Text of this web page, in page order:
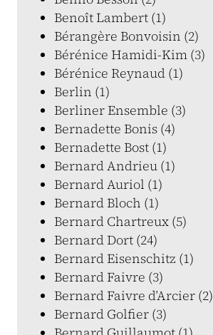
Benoît Lambert (1)
Bérangère Bonvoisin (2)
Bérénice Hamidi-Kim (3)
Bérénice Reynaud (1)
Berlin (1)
Berliner Ensemble (3)
Bernadette Bonis (4)
Bernadette Bost (1)
Bernard Andrieu (1)
Bernard Auriol (1)
Bernard Bloch (1)
Bernard Chartreux (5)
Bernard Dort (24)
Bernard Eisenschitz (1)
Bernard Faivre (3)
Bernard Faivre d’Arcier (2)
Bernard Golfier (3)